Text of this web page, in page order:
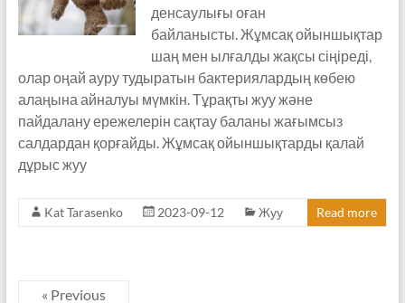
денсаулығы оған
байланысты. Жұмсақ ойыншықтар
шаң мен ылғалды жақсы сіңіреді,
олар оңай ауру тудыратын бактериялардың көбею
алаңына айналуы мүмкін. Тұрақты жуу және
пайдалану ережелерін сақтау баланы жағымсыз
салдардан қорғайды. Жұмсақ ойыншықтарды қалай
дұрыс жуу
Kat Tarasenko 2023-09-12 Жуу Read more
« Previous